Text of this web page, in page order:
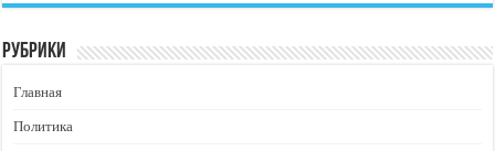
Рубрики
Главная
Политика